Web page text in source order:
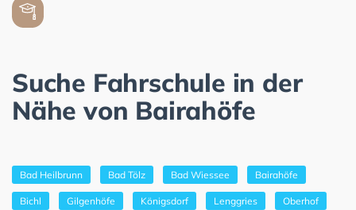
Suche Fahrschule in der
Nähe von Bairahöfe
Bad Heilbrunn Bad Tölz Bad Wiessee Bairahöfe
Bichl Gilgenhöfe Königsdorf Lenggries Oberhof